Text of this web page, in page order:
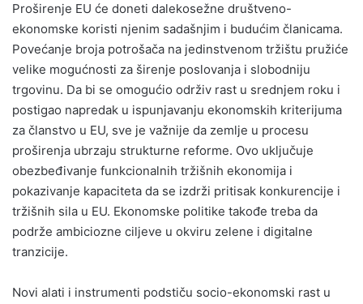
Proširenje EU će doneti dalekosežne društveno-
ekonomske koristi njenim sadašnjim i budućim članicama.
Povećanje broja potrošača na jedinstvenom tržištu pružiće
velike mogućnosti za širenje poslovanja i slobodniju
trgovinu. Da bi se omogućio održiv rast u srednjem roku i
postigao napredak u ispunjavanju ekonomskih kriterijuma
za članstvo u EU, sve je važnije da zemlje u procesu
proširenja ubrzaju strukturne reforme. Ovo uključuje
obezbeđivanje funkcionalnih tržišnih ekonomija i
pokazivanje kapaciteta da se izdrži pritisak konkurencije i
tržišnih sila u EU. Ekonomske politike takođe treba da
podrže ambiciozne ciljeve u okviru zelene i digitalne
tranzicije.
Novi alati i instrumenti podstiču socio-ekonomski rast u